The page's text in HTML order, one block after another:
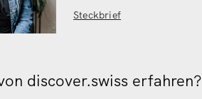
Steckbrief
discover.swiss erfahren?